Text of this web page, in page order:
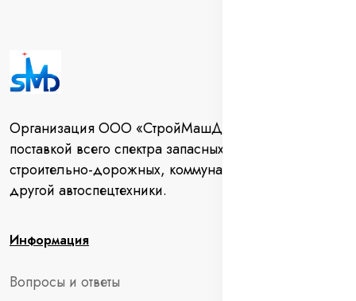
Организация ООО «СтройМашДеталь» занимается
поставкой всего спектра запасных частей для
строительно-дорожных, коммунальных машин и
другой автоспецтехники.
Информация
Вопросы и ответы